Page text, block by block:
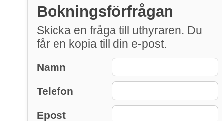
Bokningsförfrågan
Skicka en fråga till uthyraren. Du
får en kopia till din e-post.
Namn
Telefon
Epost